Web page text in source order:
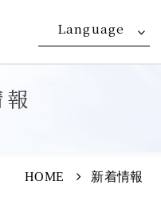
Language
HOME 新着情報